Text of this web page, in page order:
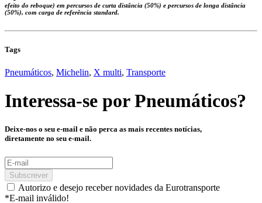
efeito do reboque) em percursos de curta distância (50%) e percursos de longa distância
(50%), com carga de referência standard.
Tags
Pneumáticos, Michelin, X multi, Transporte
Interessa-se porPneumáticos?
Deixe-nos o seu e-mail e não perca as mais recentes notícias,
diretamente no seu e-mail.
Subscrever
Autorizo e desejo receber novidades da Eurotransporte
*E-mail inválido!